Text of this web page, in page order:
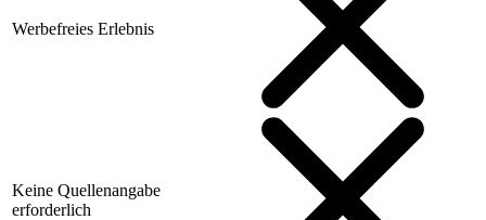
Werbefreies Erlebnis
Keine Quellenangabe
erforderlich